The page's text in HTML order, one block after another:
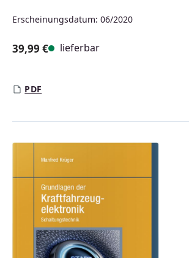
Erscheinungsdatum: 06/2020
39,99 € lieferbar
PDF